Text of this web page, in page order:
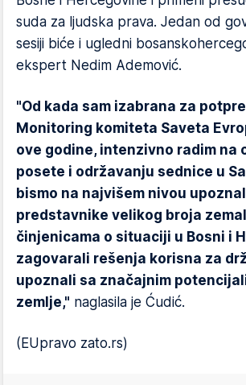
suda za ljudska prava. Jedan od
sesiji biće i ugledni
ekspert Nedim Ademović.
"Od kada sam izabrana za
Monitoring komiteta Saveta
ove godine, intenzivno radim na
posete i održavanju sednice u
bismo na najvišem nivou
predstavnike velikog broja
činjenicama o situaciji u Bosni i
zagovarali rešenja korisna za
upoznali sa značajnim
zemlje," naglasila je Ćudić.
(EUpravo zato.rs)